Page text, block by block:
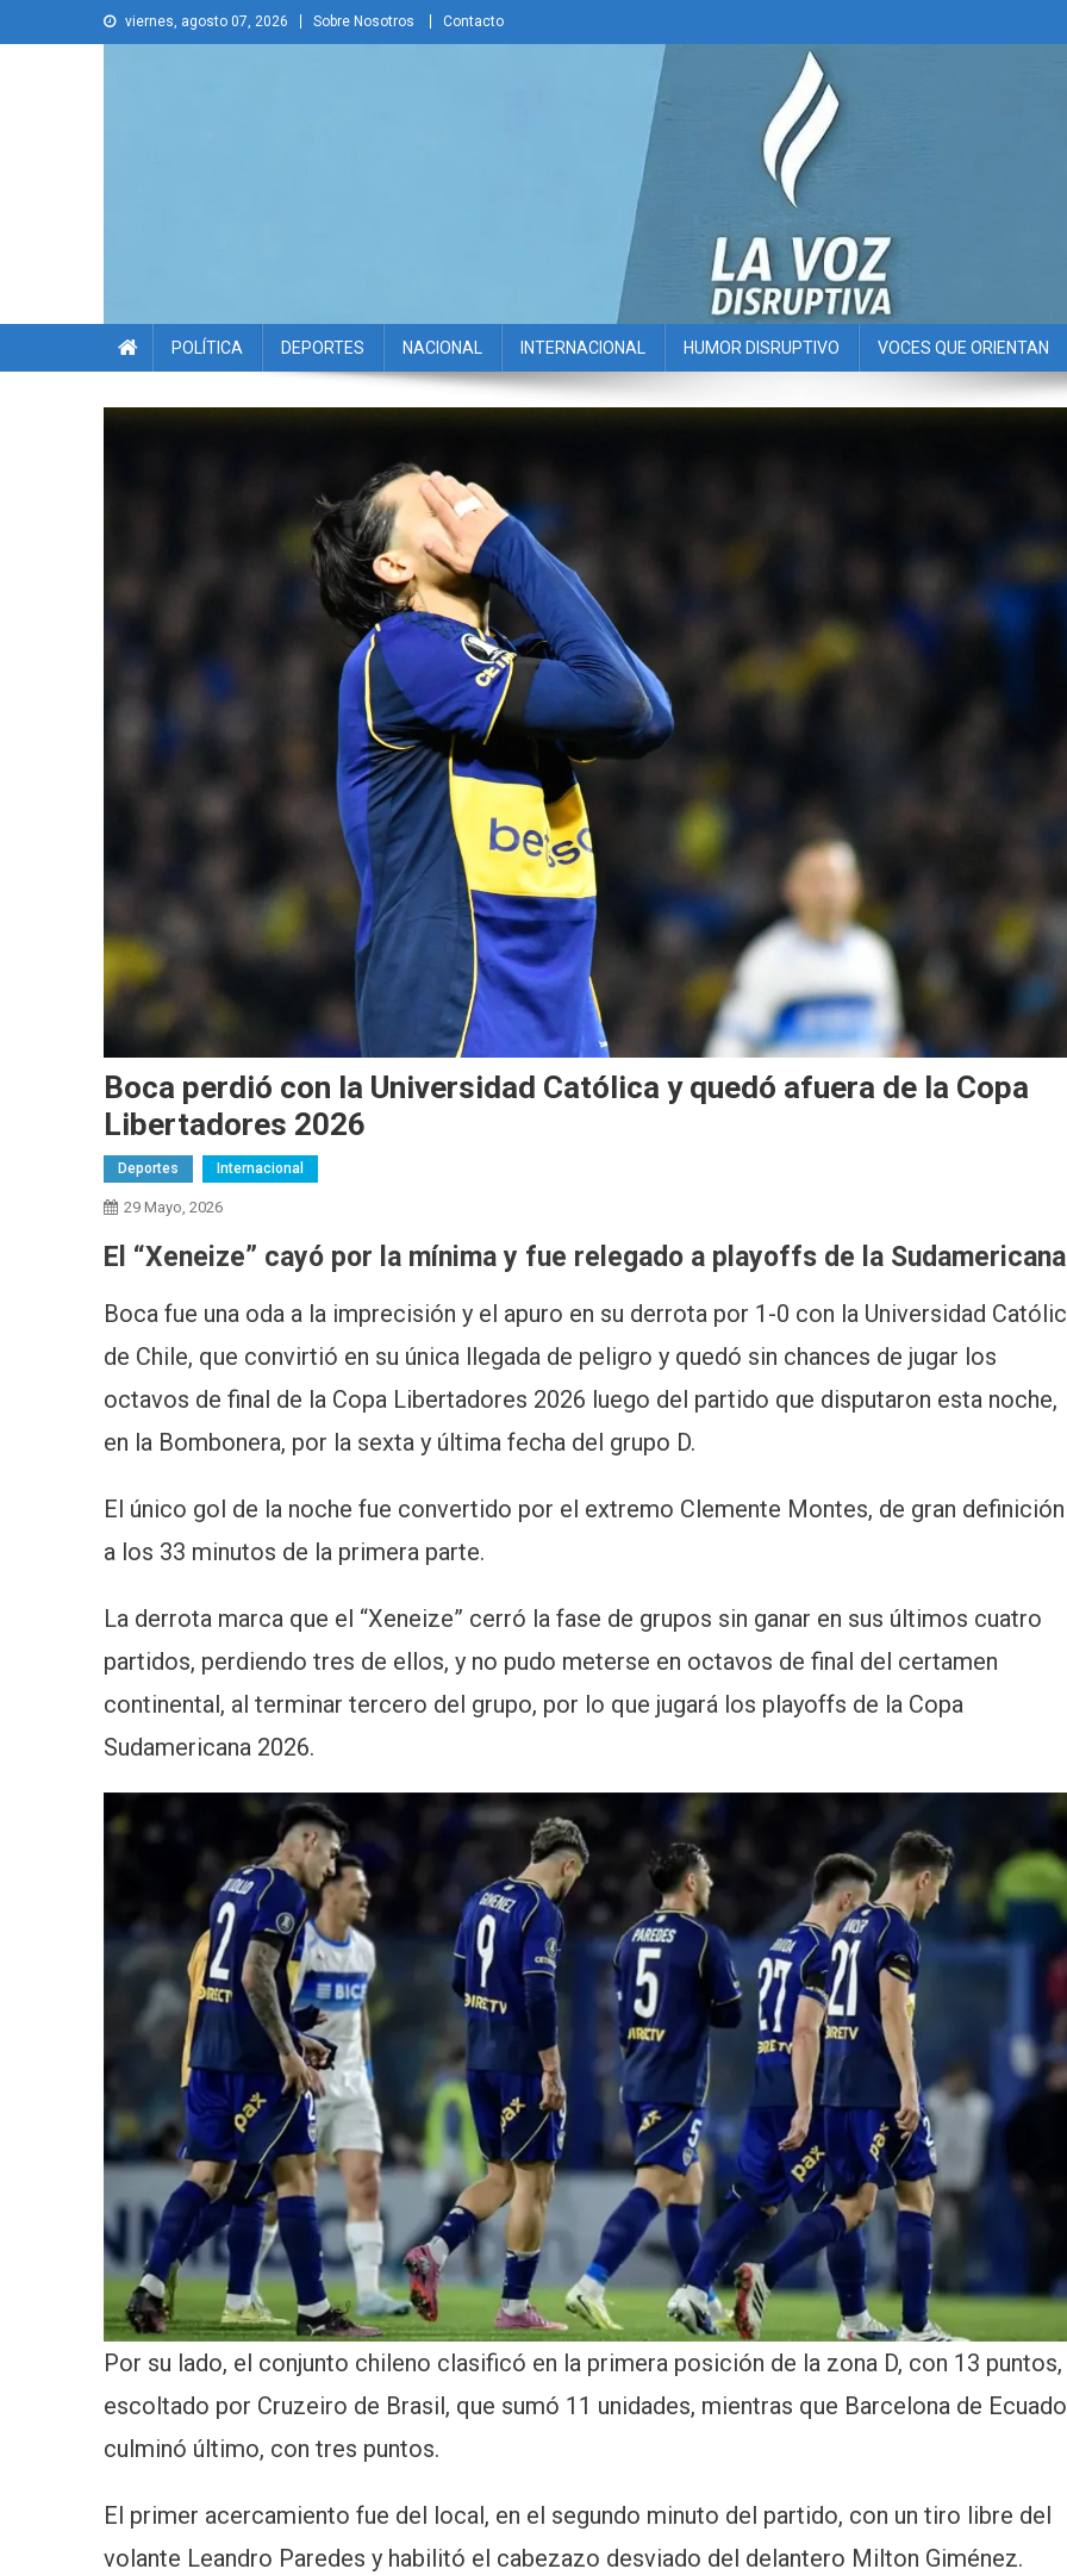
to
viernes, agosto 07, 2026 Sobre Nosotros Contacto
La Voz Disruptiva
POLÍTICA DEPORTES NACIONAL INTERNACIONAL HUMOR DISRUPTIVO VOCES QUE ORIENTAN
Boca perdió con la Universidad Católica y quedó afuera de la Copa
Libertadores 2026
Deportes Internacional
29 Mayo, 2026
El “Xeneize” cayó por la mínima y fue relegado a playoffs de la
Boca fue una oda a la imprecisión y el apuro en su derrota por 1-0 con la Universidad
de Chile, que convirtió en su única llegada de peligro y quedó sin chances de jugar los
octavos de final de la Copa Libertadores 2026 luego del partido que disputaron esta noche,
en la Bombonera, por la sexta y última fecha del grupo D.
El único gol de la noche fue convertido por el extremo Clemente Montes, de gran definición
a los 33 minutos de la primera parte.
La derrota marca que el “Xeneize” cerró la fase de grupos sin ganar en sus últimos cuatro
partidos, perdiendo tres de ellos, y no pudo meterse en octavos de final del certamen
continental, al terminar tercero del grupo, por lo que jugará los playoffs de la Copa
Sudamericana 2026.
Por su lado, el conjunto chileno clasificó en la primera posición de la zona D, con 13 puntos,
escoltado por Cruzeiro de Brasil, que sumó 11 unidades, mientras que Barcelona de
culminó último, con tres puntos.
El primer acercamiento fue del local, en el segundo minuto del partido, con un tiro libre del
volante Leandro Paredes y habilitó el cabezazo desviado del delantero Milton Giménez.